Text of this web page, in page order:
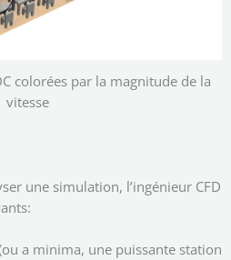
colorées par la magnitude de la
vitesse
une simulation, l’ingénieur CFD
a minima, une puissante station